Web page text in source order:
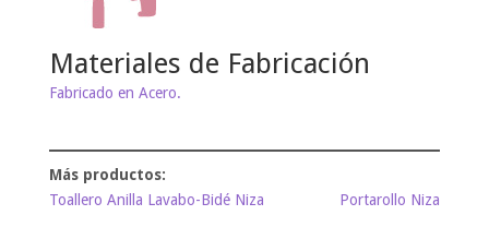
Materiales de Fabricación
Fabricado en Acero.
Toallero Anilla Lavabo-Bidé Niza Portarollo Niza